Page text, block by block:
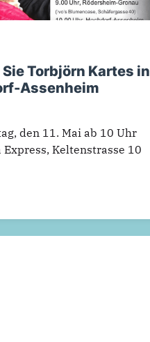
Torbjörn Kartes in
Assenheim
den 11. Mai ab 10 Uhr
Express, Keltenstrasse 10